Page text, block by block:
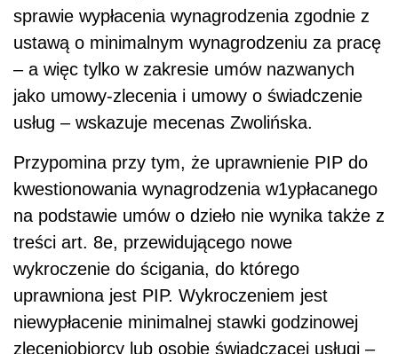
sprawie wypłacenia wynagrodzenia zgodnie z
ustawą o minimalnym wynagrodzeniu za pracę
– a więc tylko w zakresie umów nazwanych
jako umowy-zlecenia i umowy o świadczenie
usług – wskazuje mecenas Zwolińska.
Przypomina przy tym, że uprawnienie PIP do
kwestionowania wynagrodzenia w1ypłacanego
na podstawie umów o dzieło nie wynika także z
treści art. 8e, przewidującego nowe
wykroczenie do ścigania, do którego
uprawniona jest PIP. Wykroczeniem jest
niewypłacenie minimalnej stawki godzinowej
zleceniobiorcy lub osobie świadczącej usługi –